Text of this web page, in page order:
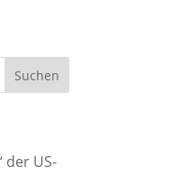
der US-